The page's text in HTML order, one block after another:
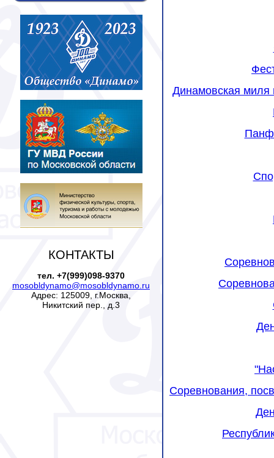
КОНТАКТЫ
тел. +7(999)098-9370
mosobldynamo@mosobldynamo.ru
Адрес: 125009, г.Москва,
Никитский пер., д.3
Динамовская миля
Соревнования,